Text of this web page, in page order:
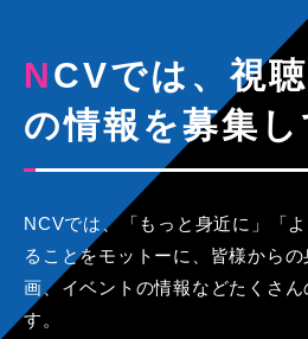
NCVでは、視聴者さまから
の情報を募集し
NCVでは、「もっと身近に」「
ることをモットーに、皆様から
画、イベントの情報などたくさ
す。